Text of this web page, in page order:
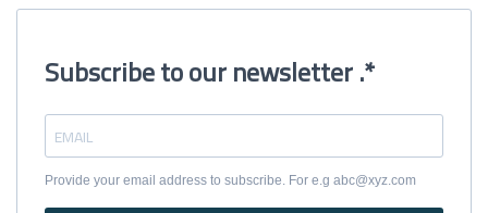
Subscribe to our newsletter .*
Provide your email address to subscribe. For e.g abc@xyz.com